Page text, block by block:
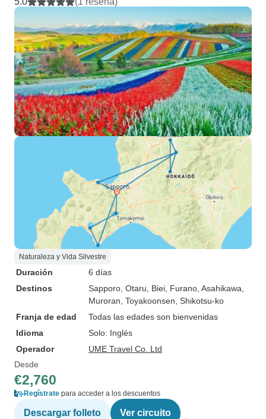
Naturaleza y Vida Silvestre
Duración
6 días
Destinos
Sapporo , Otaru , Biei , Furano , Asahikawa
Muroran , Toyakoonsen , Shikotsu-ko
Franja de edad
Todas las edades son bienvenidas
Idioma
Solo: Inglés
Operador
UME Travel Co. Ltd
Desde
€2,760
Regístrate para acceder a los descuentos
Descargar folleto Ver circuito